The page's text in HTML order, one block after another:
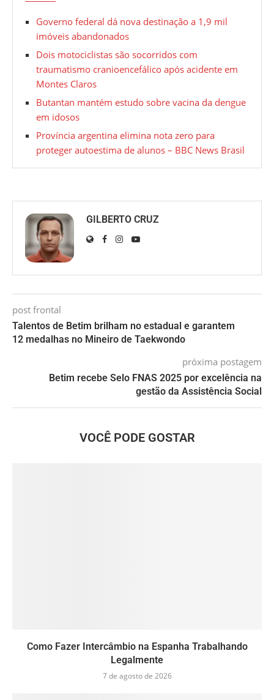
Governo federal dá nova destinação a 1,9 mil
imóveis abandonados
Dois motociclistas são socorridos com
traumatismo cranioencefálico após acidente em
Montes Claros
Butantan mantém estudo sobre vacina da dengue
em idosos
Província argentina elimina nota zero para
proteger autoestima de alunos – BBC News Brasil
GILBERTO CRUZ
post frontal
Talentos de Betim brilham no estadual e garantem
12 medalhas no Mineiro de Taekwondo
próxima postagem
Betim recebe Selo FNAS 2025 por excelência na
gestão da Assistência Social
VOCÊ PODE GOSTAR
Como Fazer Intercâmbio na Espanha Trabalhando
Legalmente
7 de agosto de 2026